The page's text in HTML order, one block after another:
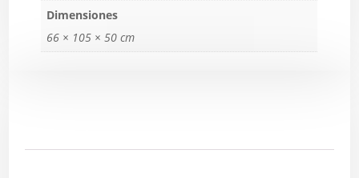
Dimensiones
66 × 105 × 50 cm